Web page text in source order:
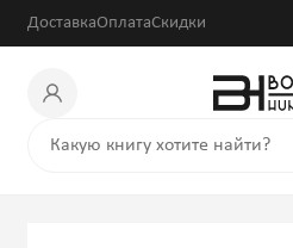
ДоставкаОплатаСкидки